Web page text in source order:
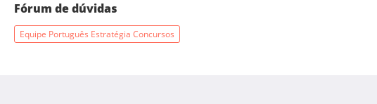
Fórum de dúvidas
Equipe Português Estratégia Concursos